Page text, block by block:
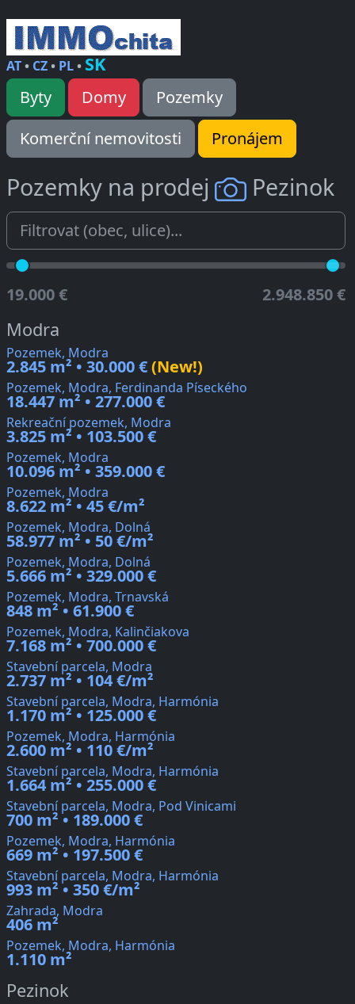
AT• CZ• PL• SK
Byty Domy
Pozemky
Komerční nemovitosti
Pronájem
Pozemky na prodej Pezinok
19.000 € 2.948.850 €
Modra
Pozemek, Modra
2.845 m² • 30.000 €(New!)
Pozemek, Modra, Ferdinanda Píseckého
18.447 m² • 277.000 €
Rekreační pozemek, Modra
3.825 m² • 103.500 €
Pozemek, Modra
10.096 m² • 359.000 €
Pozemek, Modra
8.622 m² • 45 €/m²
Pozemek, Modra, Dolná
58.977 m² • 50 €/m²
Pozemek, Modra, Dolná
5.666 m² • 329.000 €
Pozemek, Modra, Trnavská
848 m² • 61.900 €
Pozemek, Modra, Kalinčiakova
7.168 m² • 700.000 €
Stavební parcela, Modra
2.737 m² • 104 €/m²
Stavební parcela, Modra, Harmónia
1.170 m² • 125.000 €
Pozemek, Modra, Harmónia
2.600 m² • 110 €/m²
Stavební parcela, Modra, Harmónia
1.664 m² • 255.000 €
Stavební parcela, Modra, Pod Vinicami
700 m² • 189.000 €
Pozemek, Modra, Harmónia
669 m² • 197.500 €
Stavební parcela, Modra, Harmónia
993 m² • 350 €/m²
Zahrada, Modra
406 m²
Pozemek, Modra, Harmónia
1.110 m²
Pezinok